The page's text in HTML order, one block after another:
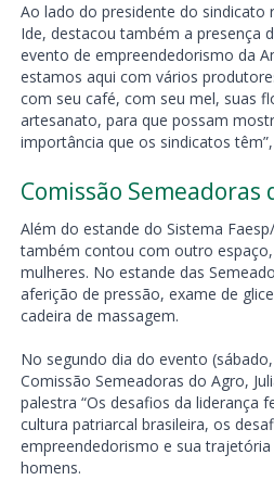
Ao lado do presidente do sindicato
Ide, destacou também a presença
evento de empreendedorismo da
estamos aqui com vários
com seu café, com seu mel, suas
artesanato, para que possam
importância que os sindicatos
Comissão Semeadoras
Além do estande do Sistema
também contou com outro
mulheres. No estande das
aferição de pressão, exame de
cadeira de massagem.
No segundo dia do evento
Comissão Semeadoras do Agro,
palestra “Os desafios da liderança
cultura patriarcal brasileira, os
empreendedorismo e sua
homens.